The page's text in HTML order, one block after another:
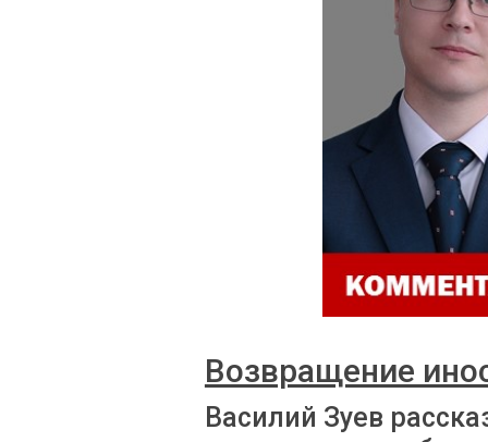
Возвращение
Василий Зуев